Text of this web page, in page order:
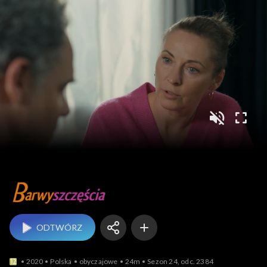
ODTWÓRZ
2020 Polska obyczajowe 24m Sezon 24, odc. 2384